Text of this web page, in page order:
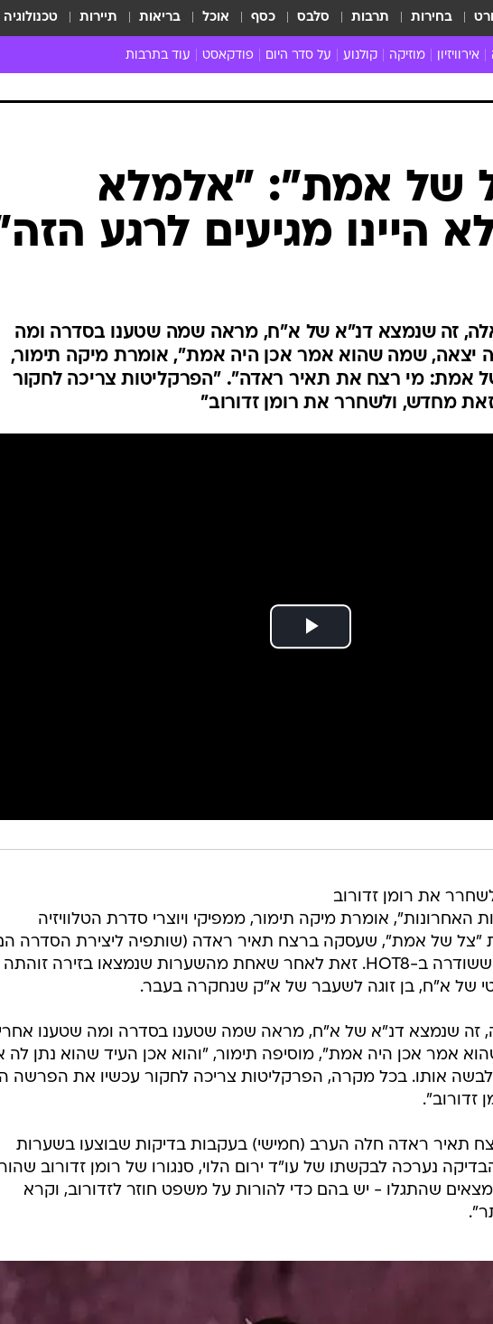
בחירות תרבות סלבס כסף אוכל בריאות תיירות טכנולוגיה
ישראלית
מחו"ל
אירוויזיון מוזיקה
קשוב מאוד
קורדרוי
קליפים וסינגלים
הופעות חיות
קולנוע על סדר היום פודקאסט עוד בתרבות
פרינג'
הופעות חיות
חמש המלצות - ואזהרה
כל הכתבות
של אמת": "אלמלא
היינו מגיעים לרגע
זה שנמצא דנ"א של א"ח, מראה שמה שטענו בסדרה ומה
יצאה, שמה שהוא אמר אכן היה אמת", אומרת מיקה תימור,
אמת: מי רצח את תאיר ראדה". "הפרקליטות צריכה לחקור
מחדש, ולשחרר את רומן זדורוב"
את רומן זדורוב
האחרונות", אומרת מיקה תימור, ממפיקי ויוצרי סדרת הטלוויזיה
"צל של אמת", שעסקה ברצח תאיר ראדה (שותפיה ליצירת הסדרה
יותם גנדלמן וארי פינס) ששודרה ב-HOT8. זאת לאחר שאחת מהשערות שנמצאו בזירה זוהתה
של א"ח, בן זוגה לשעבר של א"ק שנחקרה בעבר.
זה שנמצא דנ"א של א"ח, מראה שמה שטענו בסדרה ומה שטענו
אמר אכן היה אמת", מוסיפה תימור, "והוא אכן העיד שהוא נתן לה
לבשה אותו. בכל מקרה, הפרקליטות צריכה לחקור עכשיו את הפרשה
זדורוב".
תאיר ראדה חלה הערב (חמישי) בעקבות בדיקות שבוצעו בשערות
נערכה לבקשתו של עו"ד ירום הלוי, סנגורו של רומן זדורוב
שהתגלו - יש בהם כדי להורות על משפט חוזר לזדורוב, וקרא